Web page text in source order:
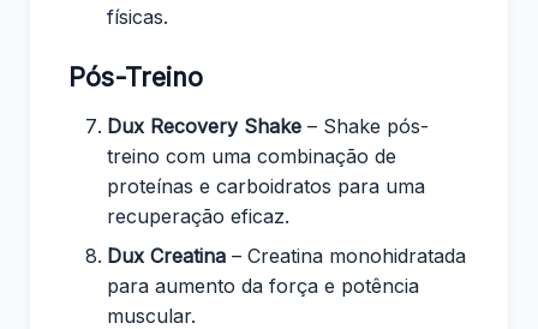
físicas.
Pós-Treino
Dux Recovery Shake – Shake pós-
treino com uma combinação de
proteínas e carboidratos para uma
recuperação eficaz.
Dux Creatina – Creatina monohidratada
para aumento da força e potência
muscular.